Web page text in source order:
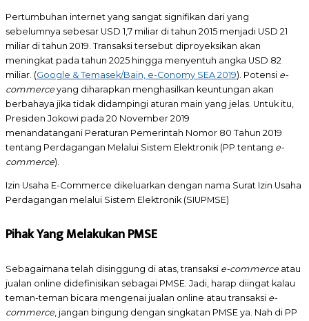
Pertumbuhan internet yang sangat signifikan dari yang
sebelumnya sebesar USD 1,7 miliar di tahun 2015 menjadi USD 21
miliar di tahun 2019. Transaksi tersebut diproyeksikan akan
meningkat pada tahun 2025 hingga menyentuh angka USD 82
miliar. (Google & Temasek/Bain, e-Conomy SEA 2019). Potensi e-
commerce yang diharapkan menghasilkan keuntungan akan
berbahaya jika tidak didampingi aturan main yang jelas. Untuk itu,
Presiden Jokowi pada 20 November 2019
menandatangani Peraturan Pemerintah Nomor 80 Tahun 2019
tentang Perdagangan Melalui Sistem Elektronik (PP tentang e-
commerce).
Izin Usaha E-Commerce dikeluarkan dengan nama Surat Izin Usaha
Perdagangan melalui Sistem Elektronik (SIUPMSE)
Pihak Yang Melakukan PMSE
Sebagaimana telah disinggung di atas, transaksi e-commerce atau
jualan online didefinisikan sebagai PMSE. Jadi, harap diingat kalau
teman-teman bicara mengenai jualan online atau transaksi e-
commerce, jangan bingung dengan singkatan PMSE ya. Nah di PP